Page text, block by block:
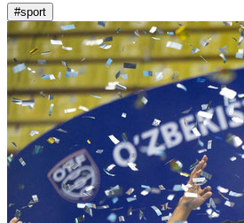
#sport